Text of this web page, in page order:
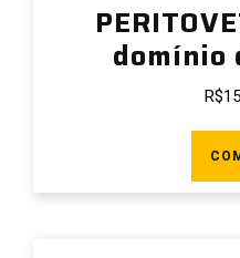
domínio
R$